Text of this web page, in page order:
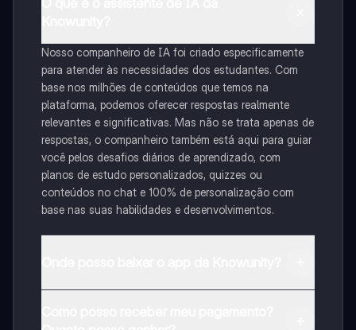
Nosso companheiro de IA foi criado especificamente
para atender às necessidades dos estudantes. Com
base nos milhões de conteúdos que temos na
plataforma, podemos oferecer respostas realmente
relevantes e significativas. Mas não se trata apenas de
respostas, o companheiro também está aqui para guiar
você pelos desafios diários de aprendizado, com
planos de estudo personalizados, quizzes ou
conteúdos no chat e 100% de personalização com
base nas suas habilidades e desenvolvimentos.